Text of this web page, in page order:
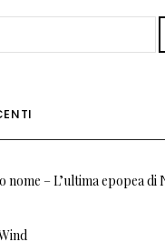
nome – L’ultima epopea di